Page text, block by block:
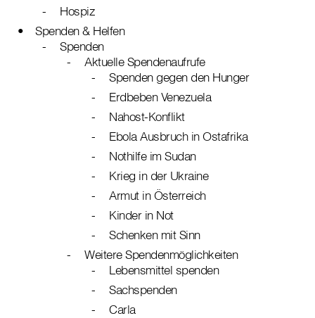
Hospiz
Spenden & Helfen
Spenden
Aktuelle Spendenaufrufe
Spenden gegen den Hunger
Erdbeben Venezuela
Nahost-Konflikt
Ebola Ausbruch in Ostafrika
Nothilfe im Sudan
Krieg in der Ukraine
Armut in Österreich
Kinder in Not
Schenken mit Sinn
Weitere Spendenmöglichkeiten
Lebensmittel spenden
Sachspenden
Carla